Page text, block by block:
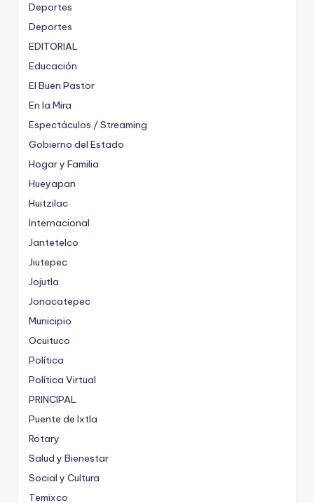
Deportes
Deportes
EDITORIAL
Educación
El Buen Pastor
En la Mira
Espectáculos / Streaming
Gobierno del Estado
Hogar y Familia
Hueyapan
Huitzilac
Internacional
Jantetelco
Jiutepec
Jojutla
Jonacatepec
Municipio
Ocuituco
Política
Política Virtual
PRINCIPAL
Puente de Ixtla
Rotary
Salud y Bienestar
Social y Cultura
Temixco